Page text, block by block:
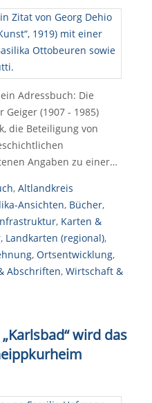
Adressbuch: Die
(1907 - 1985)
die Beteiligung von
Angaben zu einer…
, Altlandkreis
Ansichten, Bücher,
, Karten &
, Landkarten (regional),
, Ortsentwicklung,
Abschriften, Wirtschaft &
wird das